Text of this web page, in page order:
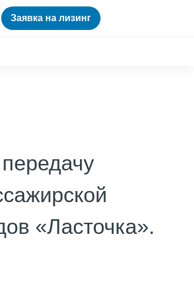
Заявка на лизинг
«Ласточка».